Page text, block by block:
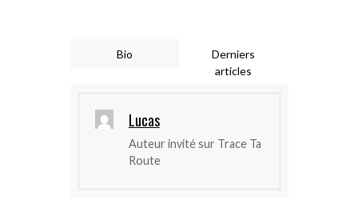
Bio
Derniers
articles
Lucas
Auteur invité sur Trace Ta
Route